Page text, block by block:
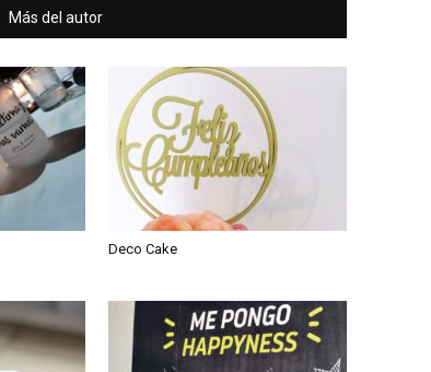
Más del autor
Deco Cake